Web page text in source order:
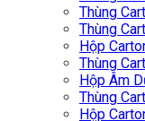
Thùng
Thùng
Hộp
Thùng
Hộp Âm
Thùng
Hộp